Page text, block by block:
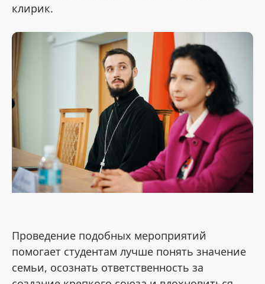
клирик.
Проведение подобных мероприятий
помогает студентам лучше понять значение
семьи, осознать ответственность за